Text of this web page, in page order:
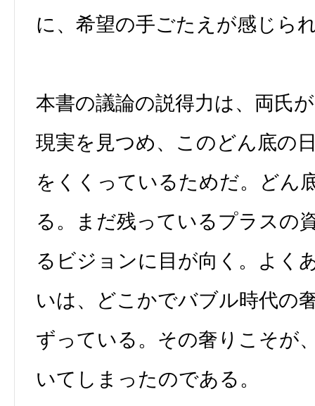
に、希望の手ごたえが感じら
本書の議論の説得力は、両氏
現実を見つめ、このどん底の
をくくっているためだ。どん
る。まだ残っているプラスの
るビジョンに目が向く。よく
いは、どこかでバブル時代の
ずっている。その奢りこそが
いてしまったのである。